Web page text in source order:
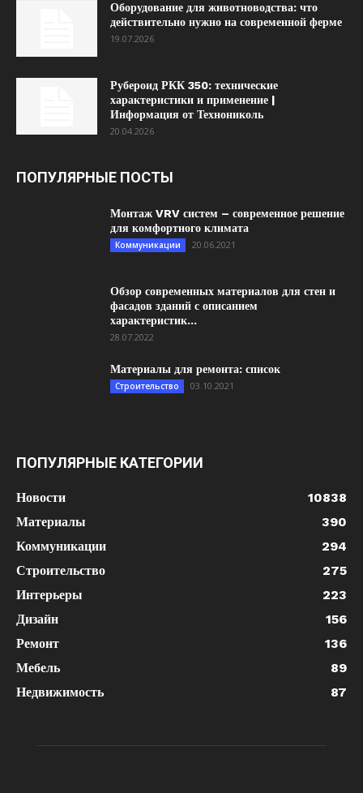
Оборудование для животноводства: что
действительно нужно на современной ферме
19.07.2026
Рубероид РКК 350: технические
характеристики и применение |
Информация от Технониколь
20.04.2026
ПОПУЛЯРНЫЕ ПОСТЫ
Монтаж VRV систем – современное решение
для комфортного климата
Коммуникации 20.06.2021
Обзор современных материалов для стен и
фасадов зданий с описанием
характеристик...
28.07.2022
Материалы для ремонта: список
Строительство 03.10.2021
ПОПУЛЯРНЫЕ КАТЕГОРИИ
Новости
10838
Материалы
390
Коммуникации
294
Строительство
275
Интерьеры
223
Дизайн
156
Ремонт
136
Мебель
89
Недвижимость
87